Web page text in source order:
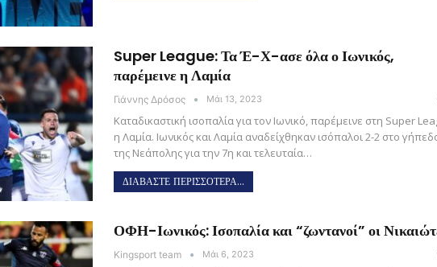
Super League: Τα Έ-Χ-ασε όλα ο Ιωνικός,
παρέμεινε η Λαμία
Γιάννης Δρόσος Μάι 13, 2023
Καταδικαστική ισοπαλία για τον Ιωνικό, παρέμεινε στη Super
η Λαμία. Ιωνικός και Λαμία αναδείχθηκαν ισόπαλοι 2-2 στο
της Νεάπολης για την 7η και τελευταία…
ΔΙΑΒΑΣΤΕ ΠΕΡΙΣΣΟΤΕΡΑ...
ΟΦΗ-Ιωνικός: Ισοπαλία και “ζωντανοί” οι
Kingsport team Μάι 6, 2023